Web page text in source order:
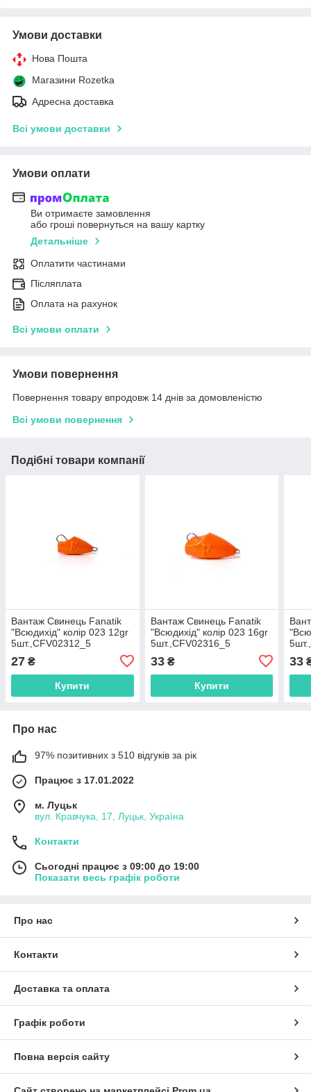
Умови доставки
Нова Пошта
Магазини Rozetka
Адресна доставка
Всі умови доставки
Умови оплати
Ви отримаєте замовлення
або гроші повернуться на вашу картку
Детальніше
Оплатити частинами
Післяплата
Оплата на рахунок
Всі умови оплати
Умови повернення
Повернення товару впродовж 14 днів за домовленістю
Всі умови повернення
Подібні товари компанії
Вантаж Свинець Fanatik
"Всюдихід" колір 023 12gr
5шт.,CFV02312_5
27 ₴
Купити
Вантаж Свинець Fanatik
"Всюдихід" колір 023 16gr
5шт.,CFV02316_5
33₴
Купити
33
Про нас
97% позитивних з 510 відгуків за рік
Працює з 17.01.2022
м. Луцьк
вул. Кравчука, 17, Луцьк, Україна
Контакти
Сьогодні працює з 09:00 до 19:00
Показати весь графік роботи
Про нас
Контакти
Доставка та оплата
Графік роботи
Повна версія сайту